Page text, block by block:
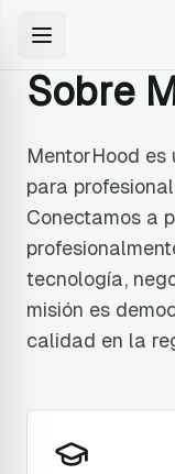
Sobre
MentorHood
para
Conectamos a
tecnología,
misión es
calidad en la